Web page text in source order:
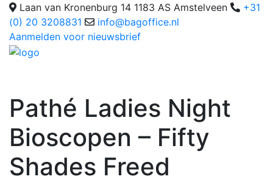
Laan van Kronenburg 14 1183 AS Amstelveen
+31
(0) 20 3208831
info@bagoffice.nl
Aanmelden voor nieuwsbrief
Pathé Ladies Night
Bioscopen – Fifty
Shades Freed